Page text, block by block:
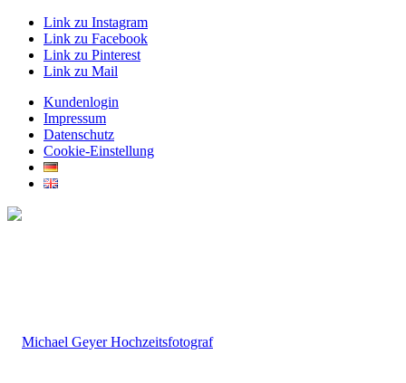
Link zu Instagram
Link zu Facebook
Link zu Pinterest
Link zu Mail
Kundenlogin
Impressum
Datenschutz
Cookie-Einstellung